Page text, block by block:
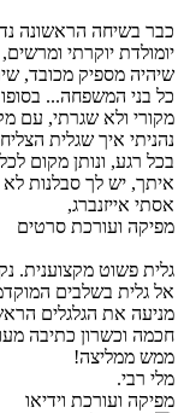
כבר בשיחה הראשונה
יומולדת יוקרתי
שיהיה מספיק מכובד,
כל בני המשפחה...
מקורי ולא שגרתי, עם
נהניתי איך שגלית
בכל רגע, ונותן מקום
איתך, יש לך סבלנות לא
אסתי אייזנברג,
מפיקה ועורכת סרטים
גלית פשוט מקצוענית.
אל גלית בשלבים
מניעה את הגלגלים
חכמה וכשרון כתיבה
ממש ממליצה!
מלי רבי.
מפיקה ועורכת וידיאו